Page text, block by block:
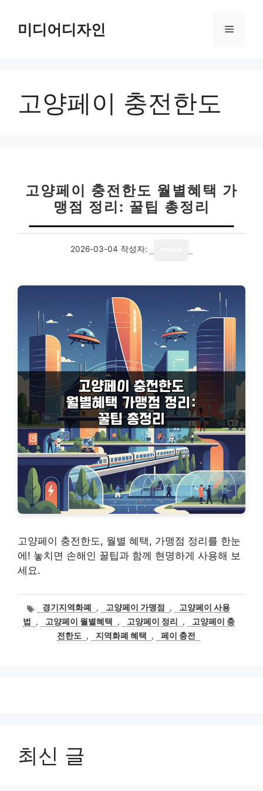
미디어디자인 메
고양페이 충전한도
고양페이 충전한도 월별혜택 가
맹점 정리: 꿀팁 총정리
2026-03-04 작성자:
고양페이 충전한도, 월별 혜택, 가맹점 정리를 한눈
에! 놓치면 손해인 꿀팁과 함께 현명하게 사용해 보
세요.
태경기지역화폐 , 고양페이 가맹점 ,
고양페이 사용
법
, 고양페이 월별혜택 , 고양페이 정리 ,
고양페이 충
전한도
, 지역화폐 혜택 , 페이 충전
최신 글